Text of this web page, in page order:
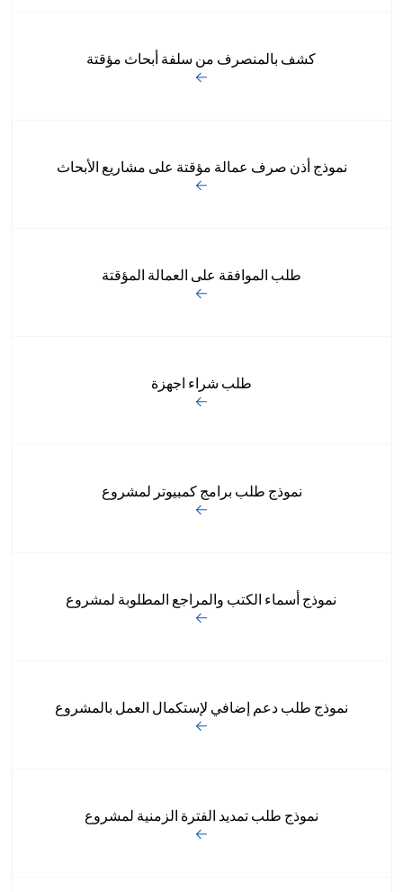
​كشف بالمنصرف من سلفة أبحاث مؤقتة
نموذج أذن صرف عمالة مؤقتة على مشاريع الأبحاث
طلب الموافقة على العمالة المؤقتة
طلب شراء اجهزة
نموذج طلب برامج كمبيوتر لمشروع
نموذج أسماء الكتب والمراجع المطلوبة لمشروع
نموذج طلب دعم إضافي لإستكمال العمل بالمشروع
نموذج طلب تمديد الفترة الزمنية لمشروع